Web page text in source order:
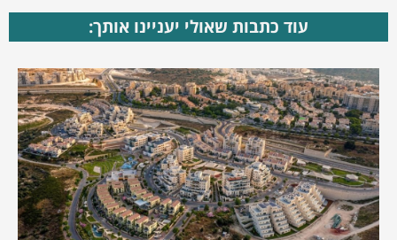
עוד כתבות שאולי יעניינו אותך: